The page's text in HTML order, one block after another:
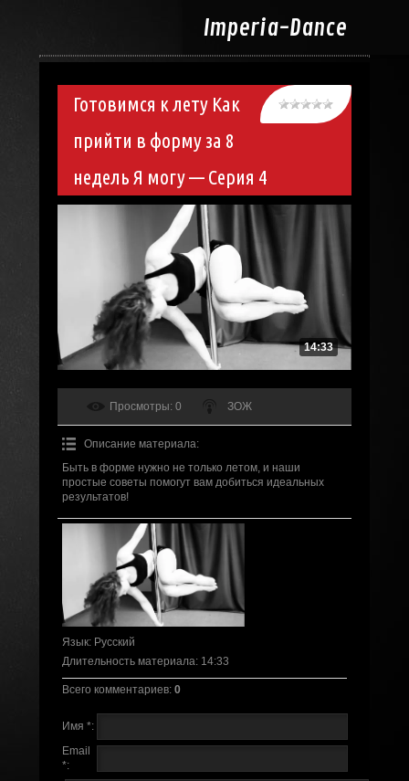
Imperia-Dance
Готовимся к лету Как
прийти в форму за 8
недель Я могу — Серия 4
14:33
Просмотры: 0 ЗОЖ
Описание материала:
Быть в форме нужно не только летом, и наши
простые советы помогут вам добиться идеальных
результатов!
Язык: Русский
Длительность материала: 14:33
Всего комментариев: 0
Имя *:
Email
*: